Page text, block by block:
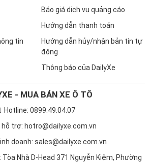
tin
Báo giá dịch vụ quảng cáo
Hướng dẫn thanh toán
Hướng dẫn hủy/nhận bản tin tự
động
Thông báo của DailyXe
- MUA BÁN XE Ô TÔ
Hotline: 0899.49.04.07
hỗ trợ: hotro@dailyxe.com.vn
doanh: sales@dailyxe.com.vn
Nhà D-Head 371 Nguyễn Kiệm, Phường